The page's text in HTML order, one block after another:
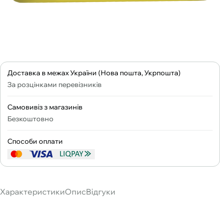
Доставка в межах України (Нова пошта, Укрпошта)
За розцінками перевізників
Самовивіз з магазинів
Безкоштовно
Способи оплати
ХарактеристикиОписВідгуки